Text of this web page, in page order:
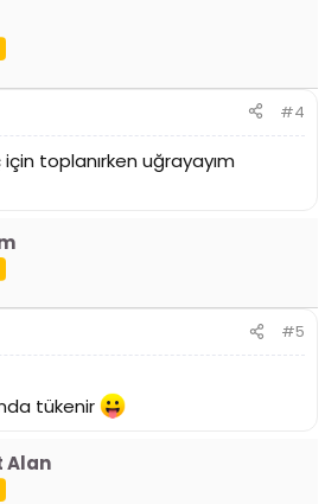
#4
toplanırken uğrayayım
#5
tükenir
Alan